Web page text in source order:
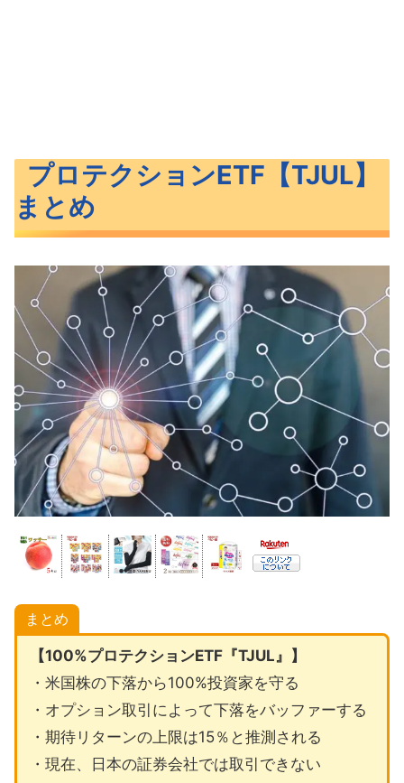
プロテクションETF【TJUL】
まとめ
まとめ
【100%プロテクションETF『TJUL』】
・米国株の下落から100%投資家を守る
・オプション取引によって下落をバッファーする
・期待リターンの上限は15％と推測される
・現在、日本の証券会社では取引できない